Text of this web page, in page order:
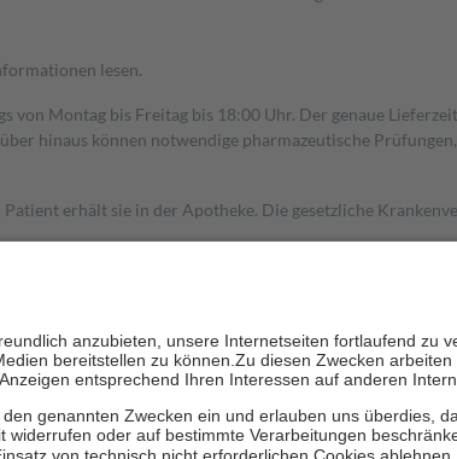
lesen.
Montag bis Freitag bis 18:00 Uhr. Der genaue
hinaus können notwendige pharmazeutische
erhält sie in der Apotheke. Die gesetzliche
Kosten sowie zehn Euro je Verordnung.
besondere Stellung der Familie zu unterstützen, fallen
Fahrkosten